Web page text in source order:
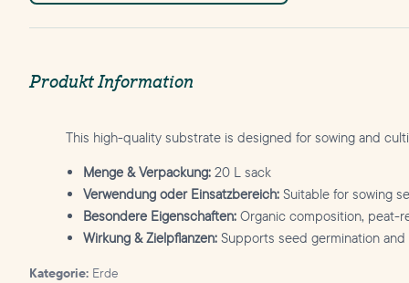
Produkt Information
This high-quality substrate is designed for sowing and
Menge & Verpackung: 20 L sack
Verwendung oder Einsatzbereich: Suitable for sowing
Besondere Eigenschaften: Organic composition, peat-
Wirkung & Zielpflanzen: Supports seed germination
Kategorie: Erde